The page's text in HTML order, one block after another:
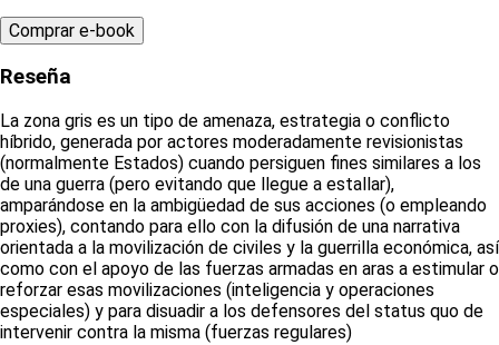
Reseña
La zona gris es un tipo de amenaza, estrategia o conflicto
híbrido, generada por actores moderadamente revisionistas
(normalmente Estados) cuando persiguen fines similares a los
de una guerra (pero evitando que llegue a estallar),
amparándose en la ambigüedad de sus acciones (o empleando
proxies), contando para ello con la difusión de una narrativa
orientada a la movilización de civiles y la guerrilla económica, así
como con el apoyo de las fuerzas armadas en aras a estimular o
reforzar esas movilizaciones (inteligencia y operaciones
especiales) y para disuadir a los defensores del status quo de
intervenir contra la misma (fuerzas regulares)